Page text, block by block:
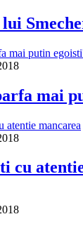
lui
mai
cu